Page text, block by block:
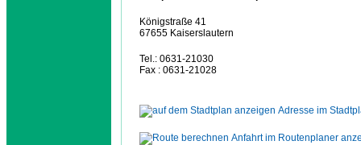
Königstraße 41
67655 Kaiserslautern
Tel.: 0631-21030
Fax : 0631-21028
Adresse im
Anfahrt im Routenplaner